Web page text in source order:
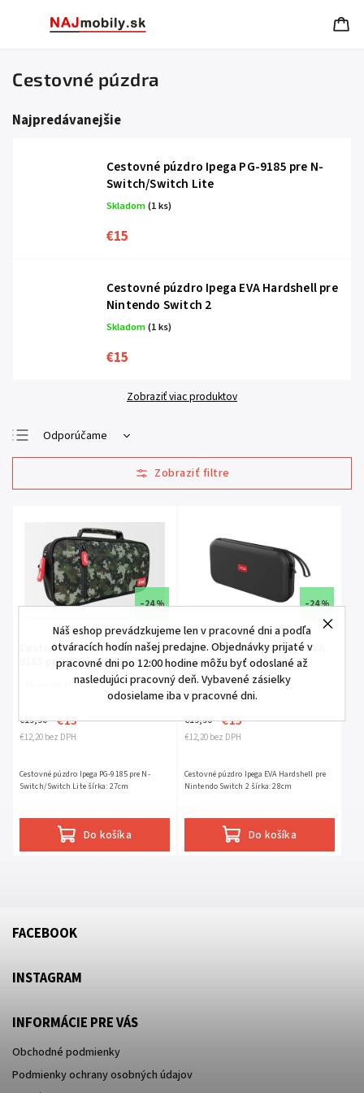
Náš eshop prevádzkujeme len v pracovné dni a podľa
otváracích hodín našej predajne. Objednávky prijaté v
pracovné dni po 12:00 hodine môžu byť odoslané až
nasledujúci pracovný deň. Vybavené zásielky
odosielame iba v pracovné dni.
Cestovné púzdra
Najpredávanejšie
Cestovné púzdro Ipega PG-9185 pre N-
Switch/Switch Lite
Skladom(1 ks)
€15
Cestovné púzdro Ipega EVA Hardshell pre
Nintendo Switch 2
Skladom(1 ks)
€15
Zobraziť viac produktov
Odporúčame
Najlacnejšie
Najdrahšie
Abecedne
–24 %
Cestovné púzdro Ipega PG-
9185 pre N-Switch/Switch
(1 ks)
€12,20 bez DPH
€19,90 €15
Do košíka
Cestovné púzdro Ipega PG-9185 pre N-
Switch/Switch Lite šírka: 27cm
–24 %
Cestovné púzdro Ipega EVA
Hardshell pre Nintendo
Switch 2
Skladom (1 ks)
€12,20 bez DPH
€19,90 €15
Do košíka
Cestovné púzdro Ipega EVA Hardshell pre
Nintendo Switch 2 šírka: 28cm
FACEBOOK
INSTAGRAM
INFORMÁCIE PRE VÁS
Obchodné podmienky
Podmienky ochrany osobných údajov